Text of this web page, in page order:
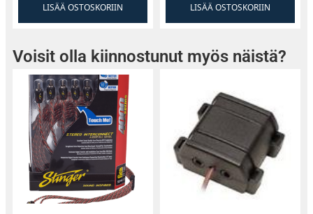
LISÄÄ OSTOSKORIIN LISÄÄ OSTOSKORIIN
Voisit olla kiinnostunut myös näistä?